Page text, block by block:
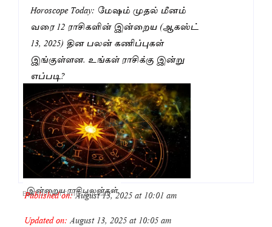
Horoscope Today: மேஷம் முதல் மீனம்
வரை 12 ராசிகளின் இன்றைய (ஆகஸ்ட்
13, 2025) தின பலன் கணிப்புகள்
இங்குள்ளன. உங்கள் ராசிக்கு இன்று
எப்படி?
இன்றைய ராசிபலன்கள்
ByDravidan Times Bureau
Published on:August 13, 2025 at 10:01 am
Updated on:August 13, 2025 at 10:05 am